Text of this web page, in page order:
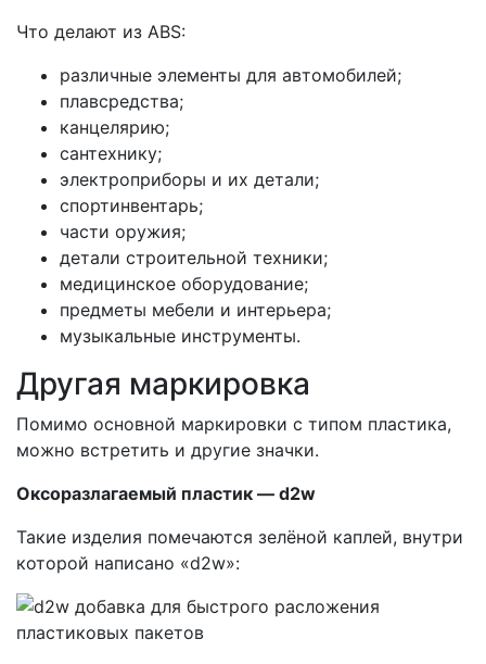
Что делают из ABS:
различные элементы для автомобилей;
плавсредства;
канцелярию;
сантехнику;
электроприборы и их детали;
спортинвентарь;
части оружия;
детали строительной техники;
медицинское оборудование;
предметы мебели и интерьера;
музыкальные инструменты.
Другая маркировка
Помимо основной маркировки с типом пластика,
можно встретить и другие значки.
Оксоразлагаемый пластик — d2w
Такие изделия помечаются зелёной каплей, внутри
которой написано «d2w»: